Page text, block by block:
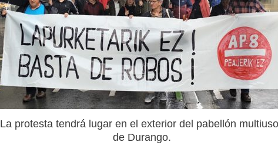
La protesta tendrá lugar en el exterior del pabellón
de Durango.